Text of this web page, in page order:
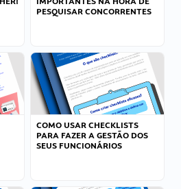
PESQUISAR CONCORRENTES
COMO USAR CHECKLISTS
PARA FAZER A GESTÃO DOS
SEUS FUNCIONÁRIOS